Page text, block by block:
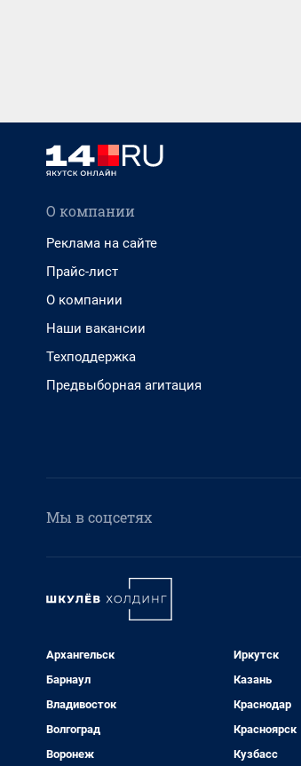
О компании
Реклама на сайте
Прайс-лист
О компании
Наши вакансии
Техподдержка
Предвыборная агитация
Мы в соцсетях
Архангельск
Барнаул
Владивосток
Волгоград
Воронеж
Иркутск
Казань
Краснодар
Красноярск
Кузбасс